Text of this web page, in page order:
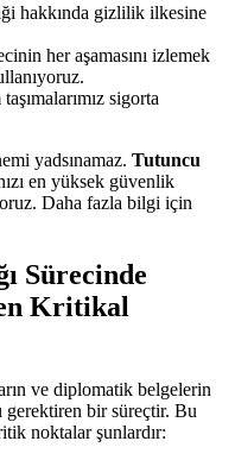
hakkında gizlilik ilkesine
her aşamasını izlemek
sigorta
yadsınamaz. Tutuncu
en yüksek güvenlik
Daha fazla bilgi için
Sürecinde
Kritikal
ve diplomatik belgelerin
gerektiren bir süreçtir. Bu
noktalar şunlardır: